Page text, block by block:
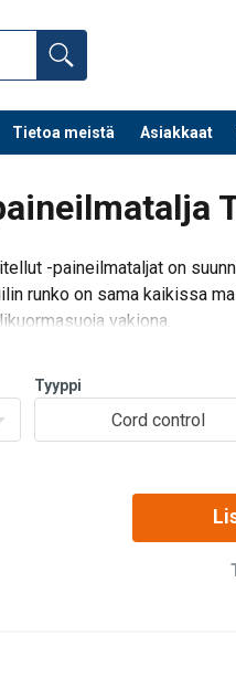
Tietoa meistä Asiakkaat
-paineilmataljat on
runko on sama kaikissa
vakiona.
Tyyppi
Cord control